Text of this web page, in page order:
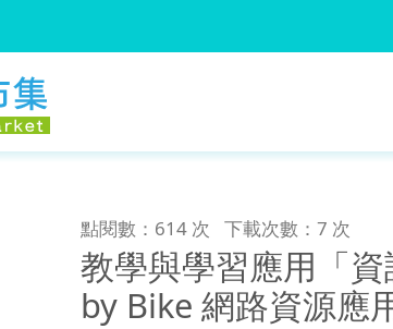
點閱數：614 次 下載次數：7 次
教學與學習應用「
by Bike 網路資源應